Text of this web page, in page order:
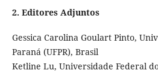
2. Editores Adjuntos
Gessica Carolina Goulart Pinto,
Paraná (UFPR), Brasil
Ketline Lu, Universidade Federal